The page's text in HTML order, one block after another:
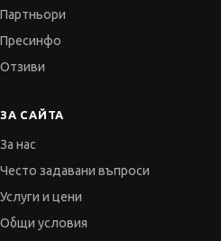
Партньори
Пресинфо
Отзиви
ЗА САЙТА
За нас
Често задавани въпроси
Услуги и цени
Общи условия